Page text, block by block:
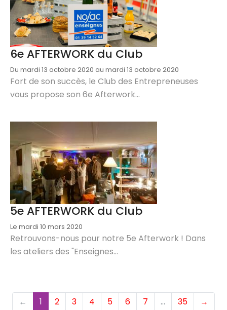
6e AFTERWORK du Club
Du mardi 13 octobre 2020 au mardi 13 octobre 2020
Fort de son succès, le Club des Entrepreneuses
vous propose son 6e Afterwork...
5e AFTERWORK du Club
Le mardi 10 mars 2020
Retrouvons-nous pour notre 5e Afterwork ! Dans
les ateliers des "Enseignes...
← 1 (current)
2 3 4 5 6 7 … 35 →